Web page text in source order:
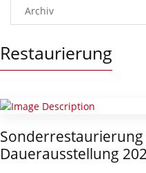
Archiv
Restaurierung
Dauerausstellung